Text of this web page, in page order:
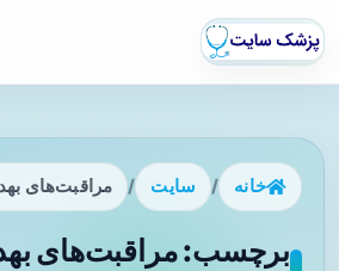
خانه / سایت / مراقبت‌های
برچسب: مراقبت‌های